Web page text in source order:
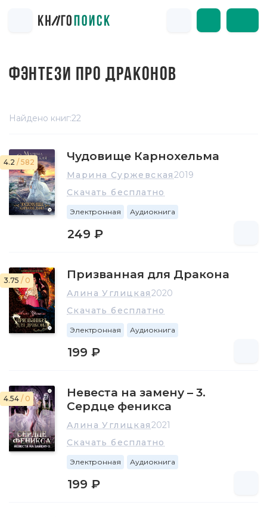
ФЭНТЕЗИ ПРО ДРАКОНОВ
Найдено книг:22
4.2 / 582 Чудовище Карнохельма
Марина Суржевская2019
Скачать бесплатно
Электронная Аудиокнига
249 ₽
3.75 / 0 Призванная для Дракона
Алина Углицкая2020
Скачать бесплатно
Электронная Аудиокнига
199 ₽
4.54 / 0
Невеста на замену – 3.
Сердце феникса
Алина Углицкая2021
Скачать бесплатно
Электронная Аудиокнига
199 ₽